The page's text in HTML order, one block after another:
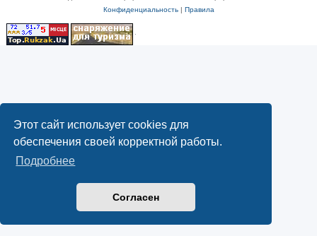
Этот сайт использует cookies для
обеспечения своей корректной работы.
Подробнее
Согласен
Конфиденциальность| Правила